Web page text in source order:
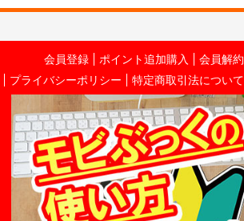
会員登録 ポイント追加購入 会員解約
プライバシーポリシー 特定商取引法について